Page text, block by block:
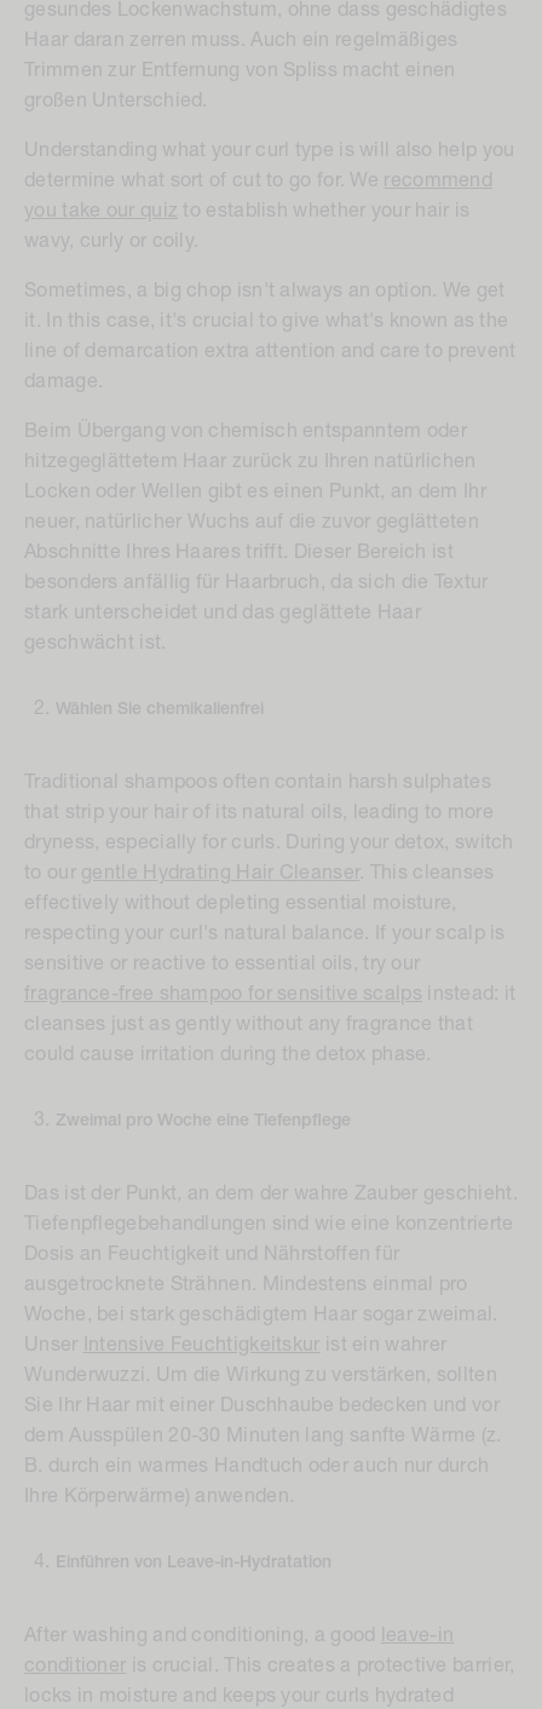
gesundes Lockenwachstum, ohne dass geschädigtes
Haar daran zerren muss. Auch ein regelmäßiges
Trimmen zur Entfernung von Spliss macht einen
großen Unterschied.
Understanding what your curl type is will also help you
determine what sort of cut to go for. We recommend
you take our quiz to establish whether your hair is
wavy, curly or coily.
Sometimes, a big chop isn't always an option. We get
it. In this case, it's crucial to give what's known as the
line of demarcation extra attention and care to prevent
damage.
Beim Übergang von chemisch entspanntem oder
hitzegeglättetem Haar zurück zu Ihren natürlichen
Locken oder Wellen gibt es einen Punkt, an dem Ihr
neuer, natürlicher Wuchs auf die zuvor geglätteten
Abschnitte Ihres Haares trifft. Dieser Bereich ist
besonders anfällig für Haarbruch, da sich die Textur
stark unterscheidet und das geglättete Haar
geschwächt ist.
Wählen Sie chemikalienfrei
Traditional shampoos often contain harsh sulphates
that strip your hair of its natural oils, leading to more
dryness, especially for curls. During your detox, switch
to our gentle Hydrating Hair Cleanser. This cleanses
effectively without depleting essential moisture,
respecting your curl's natural balance. If your scalp is
sensitive or reactive to essential oils, try our
fragrance-free shampoo for sensitive scalps instead: it
cleanses just as gently without any fragrance that
could cause irritation during the detox phase.
Zweimal pro Woche eine Tiefenpflege
Das ist der Punkt, an dem der wahre Zauber geschieht.
Tiefenpflegebehandlungen sind wie eine konzentrierte
Dosis an Feuchtigkeit und Nährstoffen für
ausgetrocknete Strähnen. Mindestens einmal pro
Woche, bei stark geschädigtem Haar sogar zweimal.
Unser
Intensive Feuchtigkeitskur
ist ein wahrer
Wunderwuzzi. Um die Wirkung zu verstärken, sollten
Sie Ihr Haar mit einer Duschhaube bedecken und vor
dem Ausspülen 20-30 Minuten lang sanfte Wärme (z.
B. durch ein warmes Handtuch oder auch nur durch
Ihre Körperwärme) anwenden.
Einführen von Leave-in-Hydratation
After washing and conditioning, a good
leave-in
conditioner is crucial. This creates a protective barrier,
locks in moisture and keeps your curls hydrated